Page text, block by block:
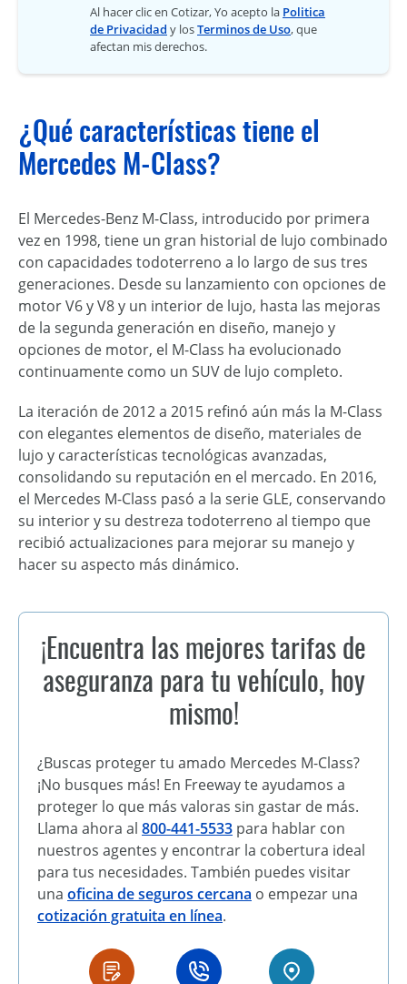
Al hacer clic en Cotizar, Yo acepto la Politica
de Privacidad y losTerminos de Uso, que
afectan mis derechos.
¿Qué características tiene el
Mercedes M-Class?
El Mercedes-Benz M-Class, introducido por primera
vez en 1998, tiene un gran historial de lujo combinado
con capacidades todoterreno a lo largo de sus tres
generaciones. Desde su lanzamiento con opciones de
motor V6 y V8 y un interior de lujo, hasta las mejoras
de la segunda generación en diseño, manejo y
opciones de motor, el M-Class ha evolucionado
continuamente como un SUV de lujo completo.
La iteración de 2012 a 2015 refinó aún más la M-Class
con elegantes elementos de diseño, materiales de
lujo y características tecnológicas avanzadas,
consolidando su reputación en el mercado. En 2016,
el Mercedes M-Class pasó a la serie GLE, conservando
su interior y su destreza todoterreno al tiempo que
recibió actualizaciones para mejorar su manejo y
hacer su aspecto más dinámico.
¡Encuentra las mejores tarifas de
aseguranza para tu vehículo, hoy
mismo!
¿Buscas proteger tu amado Mercedes M-Class?
¡No busques más! En Freeway te ayudamos a
proteger lo que más valoras sin gastar de más.
Llama ahora al 800-441-5533 para hablar con
nuestros agentes y encontrar la cobertura ideal
para tus necesidades. También puedes visitar
una oficina de seguros cercana o empezar una
cotización gratuita en línea.